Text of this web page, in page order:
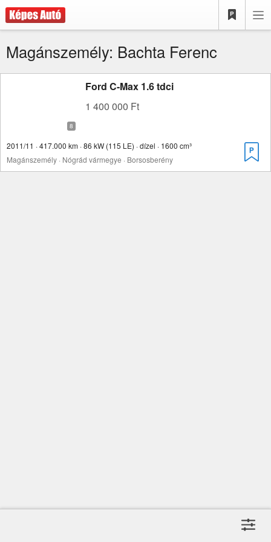
Magánszemély: Bachta Ferenc
Ford C-Max 1.6 tdci
1 400 000 Ft
2011/11 · 417.000 km · 86 kW (115 LE) · dízel · 1600 cm³
Magánszemély · Nógrád vármegye · Borsosberény